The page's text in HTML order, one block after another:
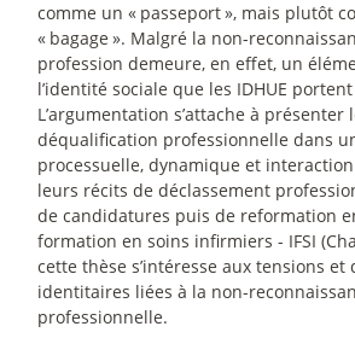
comme un « passeport», mais plutôt
« bagage ». Malgré la non-
profession demeure, en effet, un
l’identité sociale que les IDHUE
L’argumentation s’attache à présenter
déqualification professionnelle dans
processuelle, dynamique et
leurs récits de déclassement
de candidatures puis de reformation
formation en soins infirmiers - IFSI
cette thèse s’intéresse aux tensions et
identitaires liées à la non-
professionnelle.